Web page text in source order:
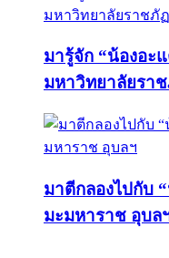
มารู้จัก “น้องอะ
มหาวิทยาลัยรา
มาตีกลองไปกับ
มะมหาราช อุบล